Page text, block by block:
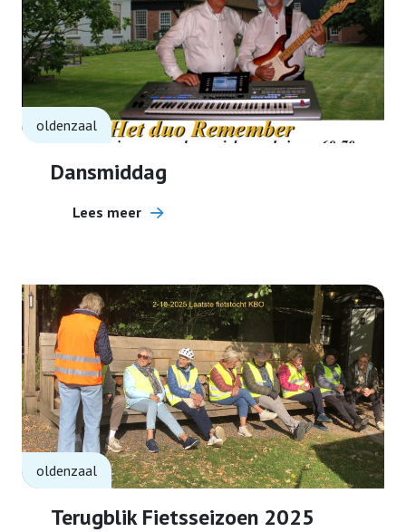
oldenzaal
Dansmiddag
Lees meer
oldenzaal
Terugblik Fietsseizoen 2025